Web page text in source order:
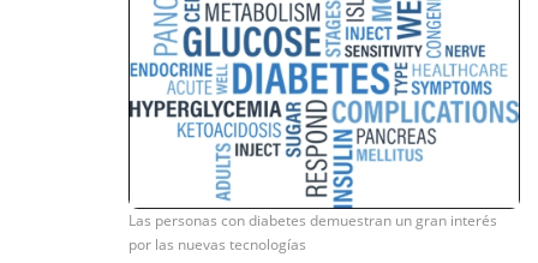
Las personas con diabetes demuestran un gran interés
por las nuevas tecnologías